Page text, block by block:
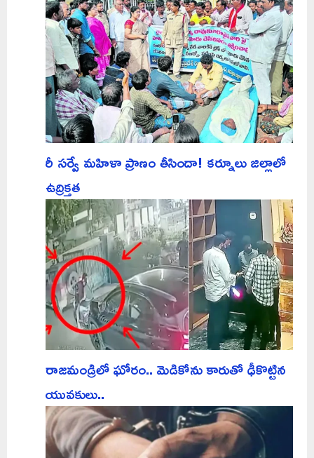
రీ సర్వే మహిళా ప్రాణం తీసిందా! కర్నూలు జిల్లాలో
ఉద్రిక్తత
రాజమండ్రిలో ఘోరం.. మెడికోను కారుతో ఢీకొట్టిన
యువకులు..